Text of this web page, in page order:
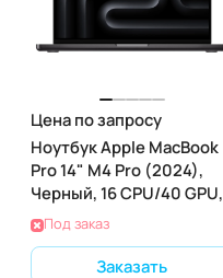
Цена по запросу
Ноутбук Apple MacBook
Pro 14" M4 Pro (2024),
Черный, 16 CPU/40 GPU,
48 RAM 2ТБ SSD
Под заказ
Заказать